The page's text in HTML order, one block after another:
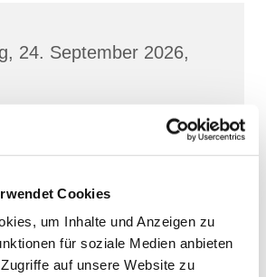
Cookies
um Inhalte und Anzeigen zu
für soziale Medien anbieten
auf unsere Website zu
24. September 2026,
Sellin, Hochufer /
Sellin